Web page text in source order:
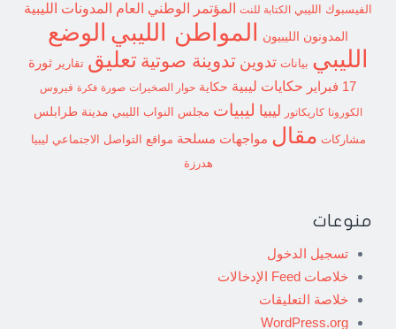
الفيسبوك الليبي الكتابة للنت المؤتمر الوطني العام المدونات الليبية
المدونون الليبيون المواطن الليبي الوضع
الليبي بيانات تدوين تدوينة صوتية تعليق تقارير
ثورة
17 فبراير
حكايات ليبية حكاية حوار الصخيرات صورة فكرة فيروس
الكورونا كاريكاتور ليبيا ليبيات مجلس النواب الليبي مدينة طرابلس
مشاركات مقال مواجهات مسلحة مواقع التواصل الاجتماعي ليبيا
هدرزة
منوعات
تسجيل الدخول
خلاصات Feed الإدخالات
خلاصة التعليقات
WordPress.org